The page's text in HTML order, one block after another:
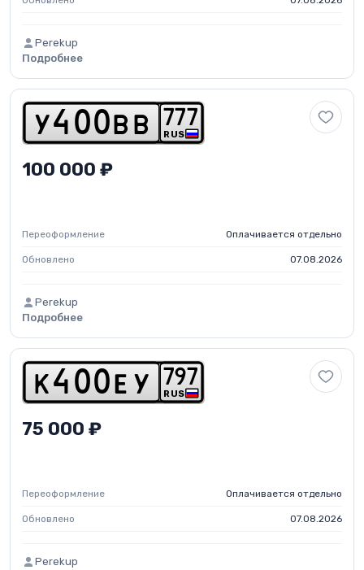
Perekup
Подробнее
y 4 0 0 b b RUS
7 7 7
100 000 ₽
Переоформление Оплачивается отдельно
Обновлено 07.08.2026
Perekup
Подробнее
k 4 0 0 e y RUS
79 7
75 000 ₽
Переоформление Оплачивается отдельно
Обновлено 07.08.2026
Perekup